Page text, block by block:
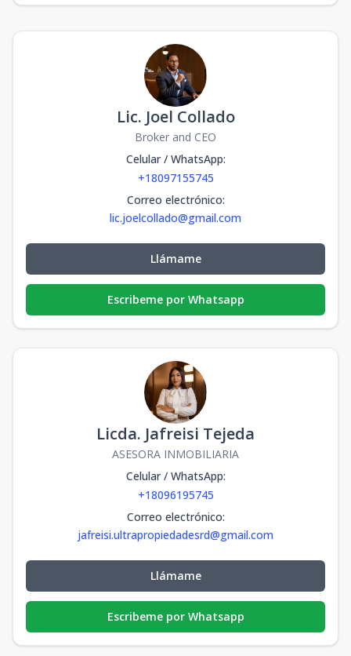
Lic. Joel Collado
Broker and CEO
Celular / WhatsApp:
+18097155745
Correo electrónico:
lic.joelcollado@gmail.com
Llámame
Escribeme por Whatsapp
Licda. Jafreisi Tejeda
ASESORA INMOBILIARIA
Celular / WhatsApp:
+18096195745
Correo electrónico:
jafreisi.ultrapropiedadesrd@gmail.com
Llámame
Escribeme por Whatsapp